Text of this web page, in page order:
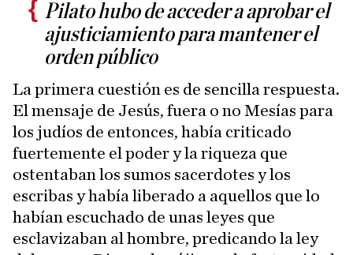
Pilato hubo de acceder a aprobar el
ajusticiamiento para mantener el
orden público
La primera cuestión es de sencilla respuesta.
El mensaje de Jesús, fuera o no Mesías para
los judíos de entonces, había criticado
fuertemente el poder y la riqueza que
ostentaban los sumos sacerdotes y los
escribas y había liberado a aquellos que lo
habían escuchado de unas leyes que
esclavizaban al hombre, predicando la ley